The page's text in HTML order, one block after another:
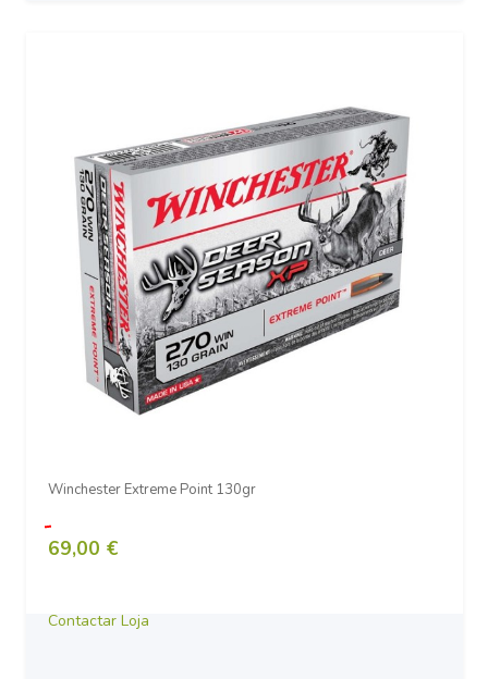
Winchester Extreme Point 130gr
69,00 €
Contactar Loja